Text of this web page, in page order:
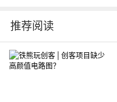
推荐阅读